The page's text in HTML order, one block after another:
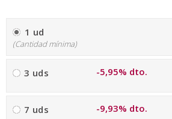
1 ud
(Cantidad mínima)
3 uds -5,95% dto.
7 uds -9,93% dto.